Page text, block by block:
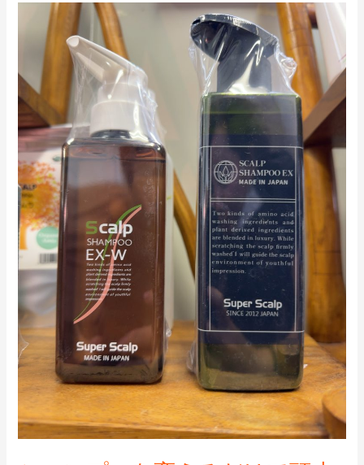
毛！
プ
ー
を
変
え
る
だ
け
で
頭
皮
も
か
わ
る！
ー